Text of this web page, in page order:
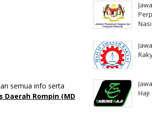
semua info serta
Daerah Rompin (MD
Haji